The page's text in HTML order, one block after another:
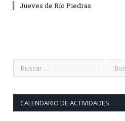
Jueves de Río Piedras
CALENDARIO DE ACTIVIDADES